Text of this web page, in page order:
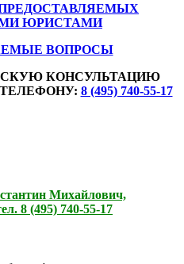
ЮРИСТАМИ
ВОПРОСЫ
КОНСУЛЬТАЦИЮ
8 (495) 740-55-17
Михайлович,
8 (495) 740-55-17